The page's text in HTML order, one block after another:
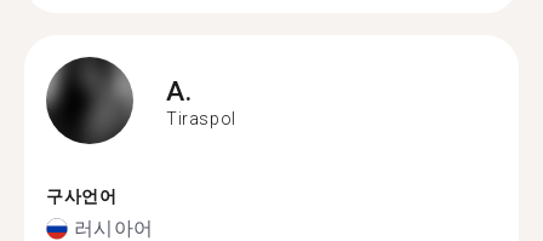
A.
Tiraspol
구사언어
러시아어